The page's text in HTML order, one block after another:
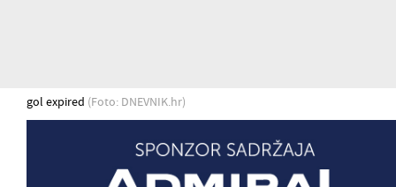
gol expired (Foto: DNEVNIK.hr)